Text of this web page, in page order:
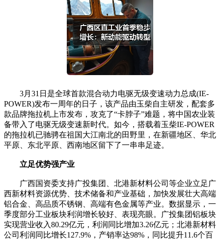
3月31日是全球首款混合动力电驱无级变速动力总成(IE-
POWER)发布一周年的日子，该产品由玉柴自主研发，配套多
款品牌拖拉机上市发布，攻克了“卡脖子”难题，将中国农业装
备带入了电驱无级变速新时代。如今，搭载着玉柴IE-POWER
的拖拉机已驰骋在祖国大江南北的田野里，在新疆地区、华北
平原、东北平原、西南地区留下了一串串足迹。
立足优势强产业
广西国资委支持广投集团、北港新材料公司等企业立足广
西新材料资源优势、技术储备和产业基础，加快发展壮大高端
铝合金、高品质不锈钢、高端有色金属等产业。数据显示，一
季度部分工业板块利润增长较好、表现亮眼。广投集团铝板块
实现营业收入80.29亿元，利润同比增加3.26亿元；北港新材料
公司利润同比增长127.9%，产销率达98%，同比提升11.6个百